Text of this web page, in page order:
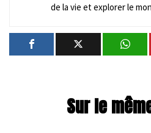
de la vie et explorer le
Sur le